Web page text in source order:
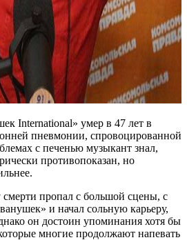
International» умер в 47 лет в
пневмонии, спровоцированной
с печенью музыкант знал,
противопоказан, но
пропал с большой сцены, с
и начал сольную карьеру,
он достоин упоминания хотя бы
многие продолжают напевать